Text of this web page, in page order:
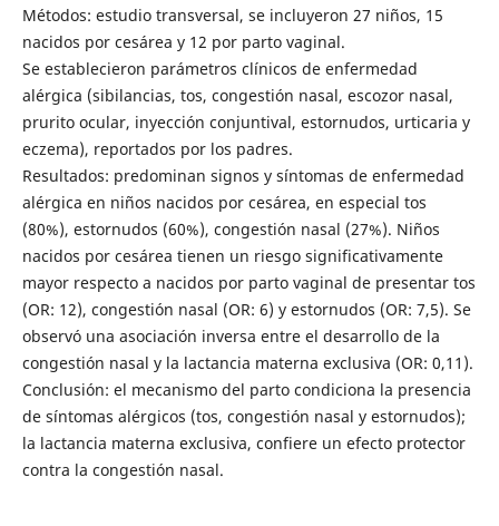
Métodos: estudio transversal, se incluyeron 27 niños, 15
nacidos por cesárea y 12 por parto vaginal.
Se establecieron parámetros clínicos de enfermedad
alérgica (sibilancias, tos, congestión nasal, escozor nasal,
prurito ocular, inyección conjuntival, estornudos, urticaria y
eczema), reportados por los padres.
Resultados: predominan signos y síntomas de enfermedad
alérgica en niños nacidos por cesárea, en especial tos
(80%), estornudos (60%), congestión nasal (27%). Niños
nacidos por cesárea tienen un riesgo significativamente
mayor respecto a nacidos por parto vaginal de presentar tos
(OR: 12), congestión nasal (OR: 6) y estornudos (OR: 7,5). Se
observó una asociación inversa entre el desarrollo de la
congestión nasal y la lactancia materna exclusiva (OR: 0,11).
Conclusión: el mecanismo del parto condiciona la presencia
de síntomas alérgicos (tos, congestión nasal y estornudos);
la lactancia materna exclusiva, confiere un efecto protector
contra la congestión nasal.